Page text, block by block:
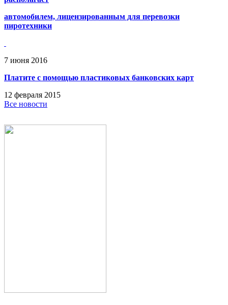
автомобилем, лицензированным для перевозки
пиротехники
7 июня 2016
Платите с помощью пластиковых банковских карт
12 февраля 2015
Все новости